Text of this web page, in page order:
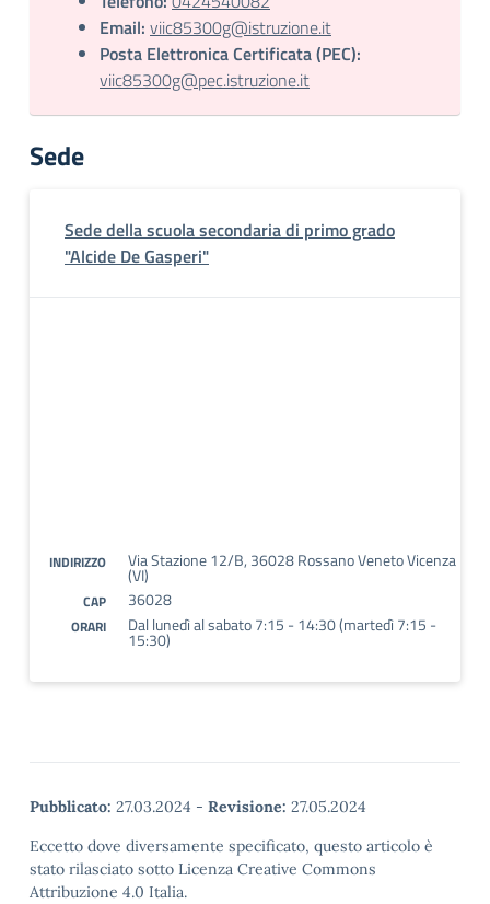
Email: viic85300g@istruzione.it
Posta Elettronica Certificata (PEC):
viic85300g@pec.istruzione.it
Sede
Sede della scuola secondaria di primo grado
"Alcide De Gasperi"
INDIRIZZO Via Stazione 12/B, 36028 Rossano Veneto Vicenza
(VI)
CAP 36028
ORARI Dal lunedì al sabato 7:15 - 14:30 (martedì 7:15 -
15:30)
Pubblicato: 27.03.2024 - Revisione: 27.05.2024
Eccetto dove diversamente specificato, questo articolo è
stato rilasciato sotto Licenza Creative Commons
Attribuzione 4.0 Italia.